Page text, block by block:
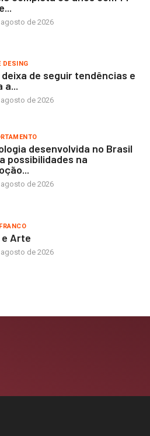
agosto de 2026
DESING
deixa de seguir tendências e
a...
agosto de 2026
desenvolvida no Brasil
possibilidades na
de 2026
e Arte
de 2026